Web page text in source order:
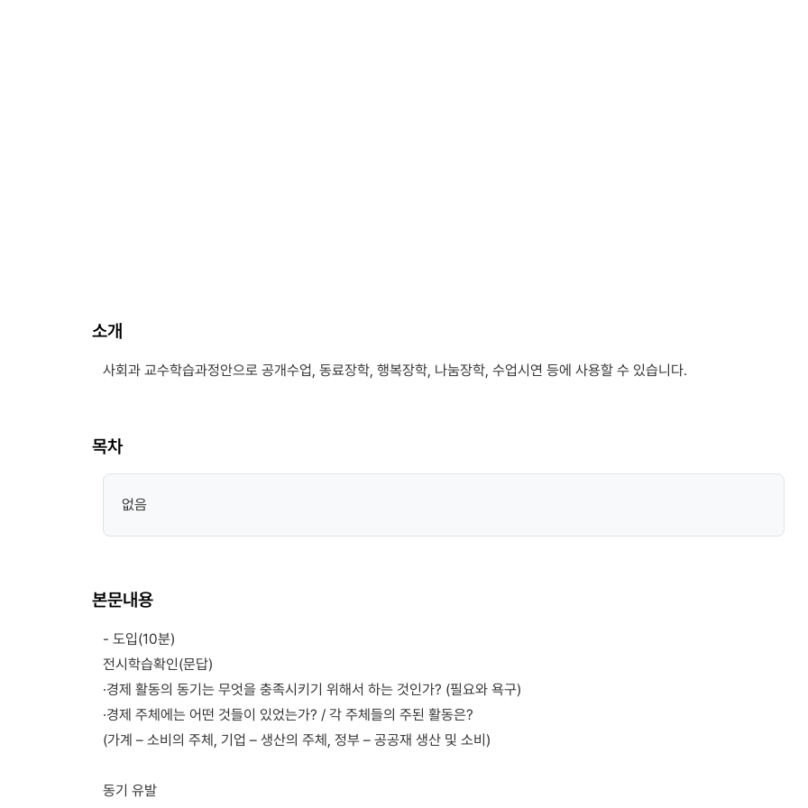
소개
사회과 교수학습과정안으로 공개수업, 동료장학, 행복장학, 나눔장학, 수업시연 등에 사용할 수 있습니다.
목차
없음
본문내용
- 도입(10분)
전시학습확인(문답)
·경제 활동의 동기는 무엇을 충족시키기 위해서 하는 것인가? (필요와 욕구)
·경제 주체에는 어떤 것들이 있었는가? / 각 주체들의 주된 활동은?
(가계 – 소비의 주체, 기업 – 생산의 주체, 정부 – 공공재 생산 및 소비)
동기 유발